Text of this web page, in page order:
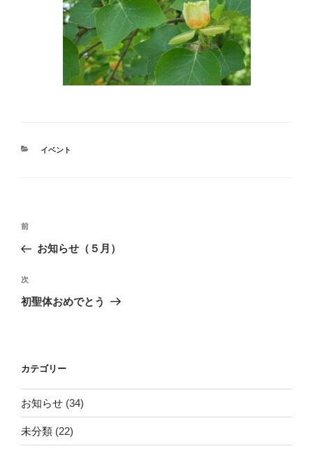
カ
イベント
投
ナ
ビ
ゲ
ン
前
の
稿
前
お知らせ（５月）
次
の
次
初聖体おめでとう
カテゴリー
お知らせ (34)
未分類 (22)